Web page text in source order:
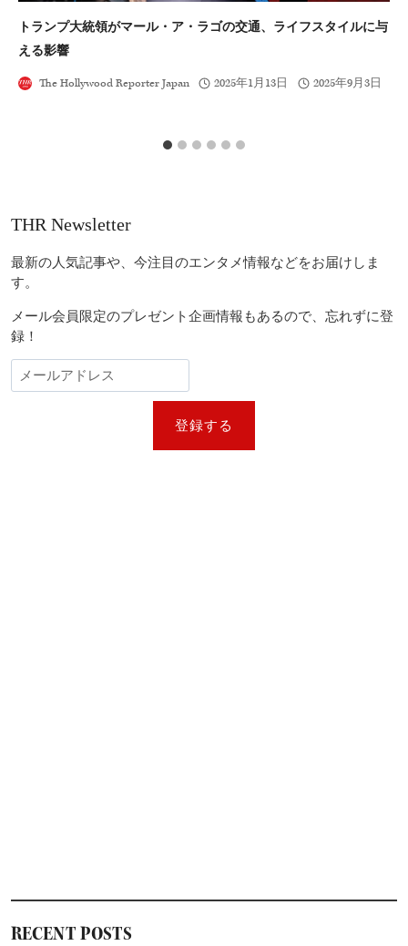
トランプ大統領がマール・ア・ラゴの交通、ライフスタイルに与
える影響
The Hollywood Reporter Japan 2025年1月13日 2025年9月3日
THR Newsletter
最新の人気記事や、今注目のエンタメ情報などをお届けしま
す。
メール会員限定のプレゼント企画情報もあるので、忘れずに登
録！
登録する
RECENT POSTS